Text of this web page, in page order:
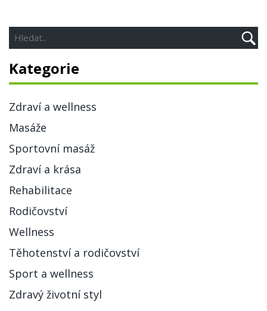
Kategorie
Zdraví a wellness
Masáže
Sportovní masáž
Zdraví a krása
Rehabilitace
Rodičovství
Wellness
Těhotenství a rodičovství
Sport a wellness
Zdravý životní styl